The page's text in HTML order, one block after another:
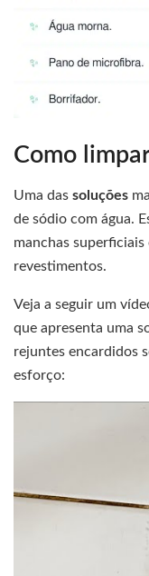
Como
Uma das soluções
de sódio com água.
manchas
revestimentos.
Veja a seguir um
que apresenta uma
rejuntes encardidos
esforço: